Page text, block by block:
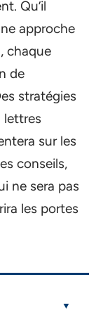
Qu’il
approche
chaque
de
stratégies
lettres
sur les
conseils,
ne sera pas
les portes